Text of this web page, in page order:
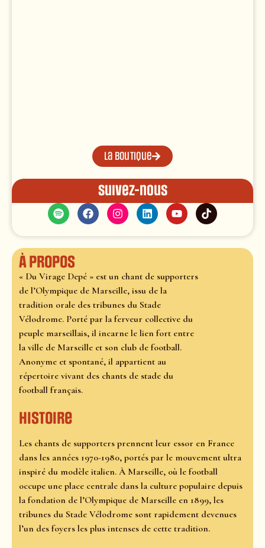
La boutique
Suivez-nous
À propos
« Du Virage Depé » est un chant de supporters
de l’Olympique de Marseille, issu de la
tradition orale des tribunes du Stade
Vélodrome. Porté par la ferveur collective du
peuple marseillais, il incarne le lien fort entre
la ville de Marseille et son club de football.
Anonyme et spontané, il appartient au
répertoire vivant des chants de stade du
football français.
Histoire
Les chants de supporters prennent leur essor en France
dans les années 1970-1980, portés par le mouvement ultra
inspiré du modèle italien. À Marseille, où le football
occupe une place centrale dans la culture populaire depuis
la fondation de l’Olympique de Marseille en 1899, les
tribunes du Stade Vélodrome sont rapidement devenues
l’un des foyers les plus intenses de cette tradition.